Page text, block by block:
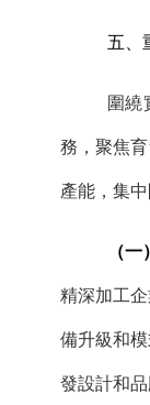
五、
圍繞
務，聚焦
產能，集中
（一）
精深加工
備升級和
發設計和